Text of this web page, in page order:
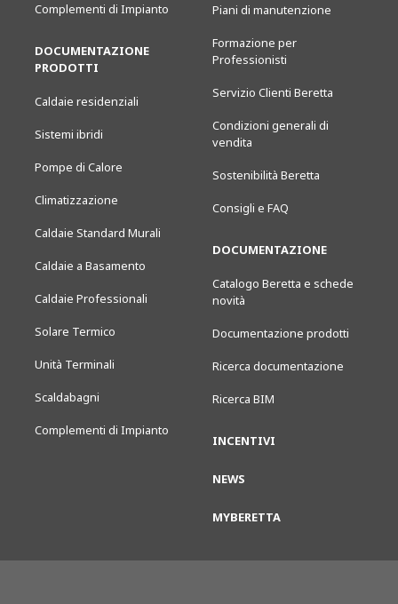
Complementi di Impianto
DOCUMENTAZIONE
PRODOTTI
Caldaie residenziali
Sistemi ibridi
Pompe di Calore
Climatizzazione
Caldaie Standard Murali
Caldaie a Basamento
Caldaie Professionali
Solare Termico
Unità Terminali
Scaldabagni
Complementi di Impianto
Piani di manutenzione
Formazione per
Professionisti
Servizio Clienti Beretta
Condizioni generali di
vendita
Sostenibilità Beretta
Consigli e FAQ
DOCUMENTAZIONE
Catalogo Beretta e schede
novità
Documentazione prodotti
Ricerca documentazione
Ricerca BIM
INCENTIVI
NEWS
MYBERETTA